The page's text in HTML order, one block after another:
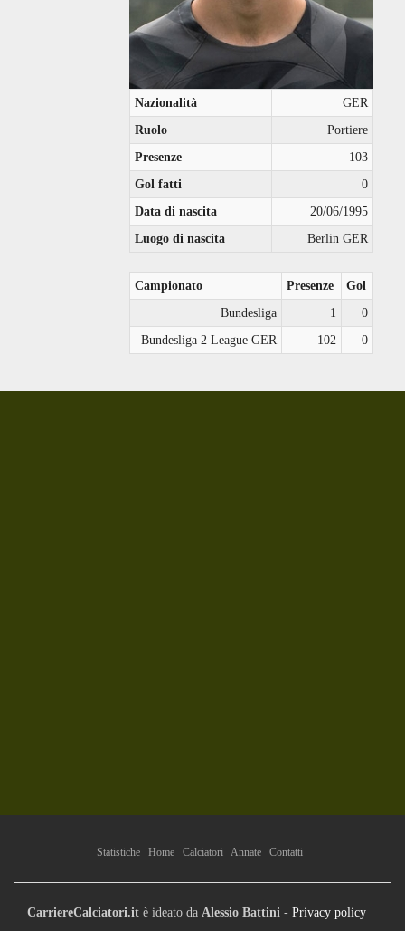
Nazionalità
GER
Ruolo
Portiere
Presenze
103
Gol fatti
0
Data di nascita
20/06/1995
Luogo di nascita
Berlin GER
Campionato Presenze
Gol
Bundesliga
1
0
Bundesliga 2 League GER
102 0
Statistiche Home Calciatori Annate Contatti
CarriereCalciatori.it è ideato da Alessio Battini - Privacy policy